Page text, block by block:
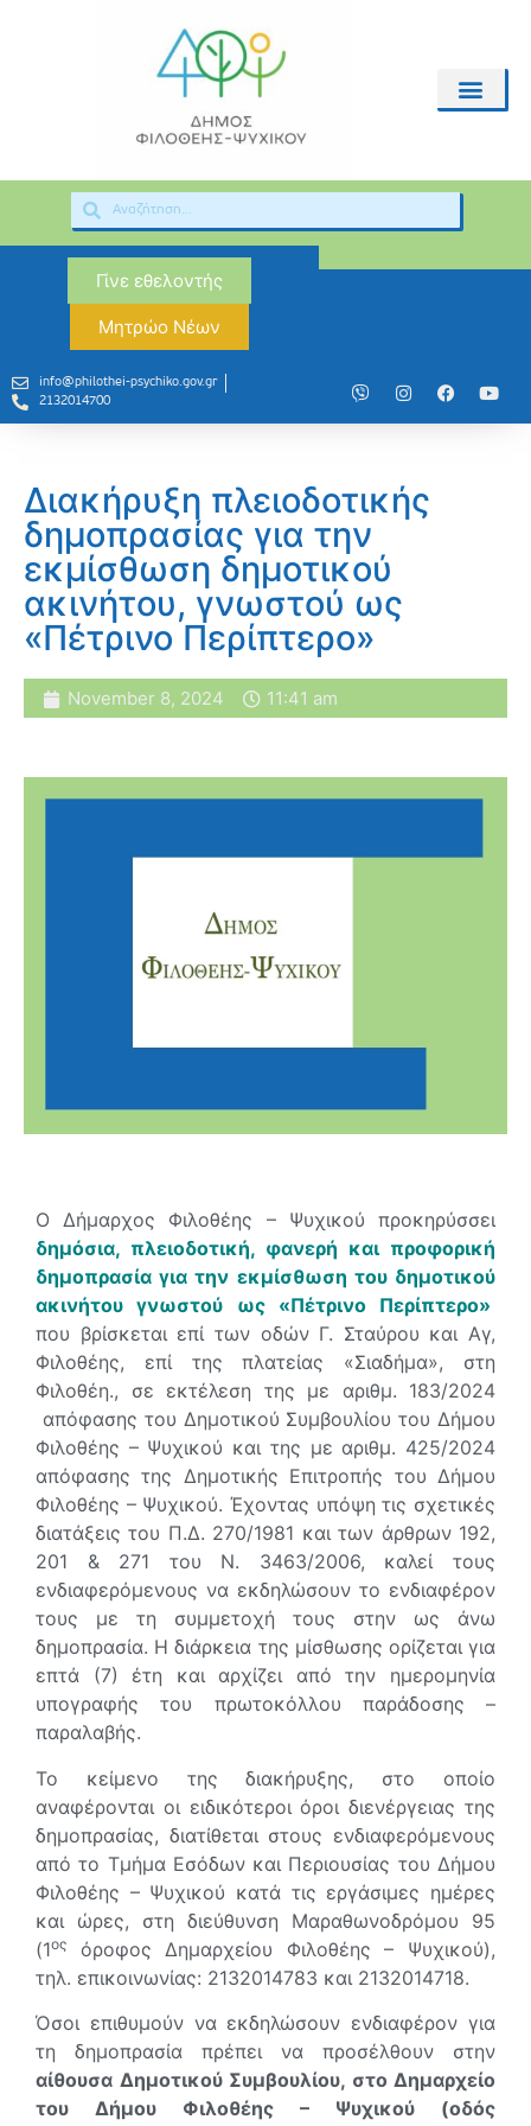
Γίνε εθελοντής
Μητρώο Νέων
info@philothei-psychiko.gov.gr
2132014700
Διακήρυξη πλειοδοτικής
δημοπρασίας για την
εκμίσθωση δημοτικού
ακινήτου, γνωστού ως
«Πέτρινο Περίπτερο»
November 8, 2024 11:41 am
Ο Δήμαρχος Φιλοθέης – Ψυχικού προκηρύσσει
δημόσια, πλειοδοτική, φανερή και προφορική
δημοπρασία για την εκμίσθωση του δημοτικού
ακινήτου γνωστού ως «Πέτρινο Περίπτερο»
που βρίσκεται επί των οδών Γ. Σταύρου και Αγ,
Φιλοθέης, επί της πλατείας «Σιαδήμα», στη
Φιλοθέη., σε εκτέλεση της με αριθμ. 183/2024
απόφασης του Δημοτικού Συμβουλίου του Δήμου
Φιλοθέης – Ψυχικού και της με αριθμ. 425/2024
απόφασης της Δημοτικής Επιτροπής του Δήμου
Φιλοθέης – Ψυχικού. Έχοντας υπόψη τις σχετικές
διατάξεις του Π.Δ. 270/1981 και των άρθρων 192,
201 & 271 του Ν. 3463/2006, καλεί τους
ενδιαφερόμενους να εκδηλώσουν το ενδιαφέρον
τους με τη συμμετοχή τους στην ως άνω
δημοπρασία. Η διάρκεια της μίσθωσης ορίζεται για
επτά (7) έτη και αρχίζει από την ημερομηνία
υπογραφής του πρωτοκόλλου παράδοσης –
παραλαβής.
Το κείμενο της διακήρυξης, στο οποίο
αναφέρονται οι ειδικότεροι όροι διενέργειας της
δημοπρασίας, διατίθεται στους ενδιαφερόμενους
από το Τμήμα Εσόδων και Περιουσίας του Δήμου
Φιλοθέης – Ψυχικού κατά τις εργάσιμες ημέρες
και ώρες, στη διεύθυνση Μαραθωνοδρόμου 95
(1ος
όροφος Δημαρχείου Φιλοθέης – Ψυχικού),
τηλ. επικοινωνίας: 2132014783 και 2132014718.
Όσοι επιθυμούν να εκδηλώσουν ενδιαφέρον για
τη δημοπρασία πρέπει να προσέλθουν στην
αίθουσα Δημοτικού Συμβουλίου, στο Δημαρχείο
του Δήμου Φιλοθέης – Ψυχικού (οδός